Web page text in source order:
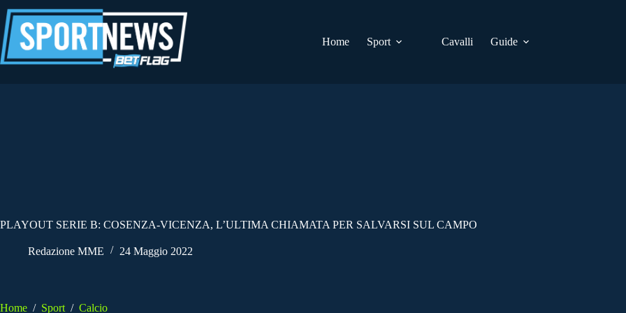
al
contenuto
Home
Sport Cavalli Guide
PLAYOUT SERIE B: COSENZA-VICENZA, L’ULTIMA CHIAMATA PER SALVARSI SUL CAMPO
Redazione MME 24 Maggio 2022
Home / Sport / Calcio